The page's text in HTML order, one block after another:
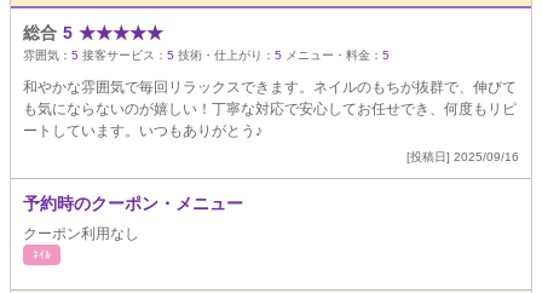
総合 5 ★★★★★
雰囲気： 5 接客サービス： 5 技術・仕上がり： 5 メニュー・料金： 5
和やかな雰囲気で毎回リラックスできます。ネイルのもちが抜群で、伸びて
も気にならないのが嬉しい！丁寧な対応で安心してお任せでき、何度もリピ
ートしています。いつもありがとう♪
[投稿日] 2025/09/16
予約時のクーポン・メニュー
クーポン利用なし
ﾈｲﾙ